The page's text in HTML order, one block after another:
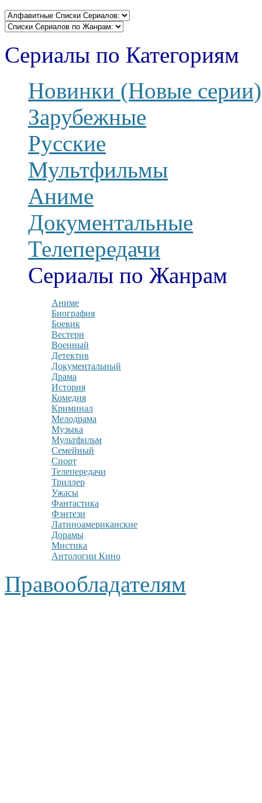
Сериалы по Категориям
Новинки (Новые серии)
Зарубежные
Русские
Мультфильмы
Аниме
Документальные
Телепередачи
Сериалы по Жанрам
Аниме
Биография
Боевик
Вестерн
Военный
Детектив
Документальный
Драма
История
Комедия
Криминал
Мелодрама
Музыка
Мультфильм
Семейный
Спорт
Телепередачи
Триллер
Ужасы
Фантастика
Фэнтези
Латиноамериканские
Дорамы
Мистика
Антологии Кино
Правообладателям